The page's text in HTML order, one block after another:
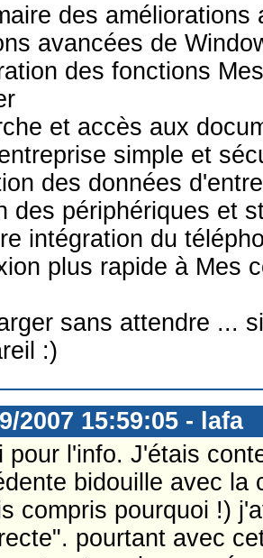
des améliorations
avancées de
des fonctions
et accès aux
simple et
des données
des périphériques et
intégration du
plus rapide à Mes
sans attendre ...
:)
2007 15:59:05 - lafa
pour l'info. J'étais
bidouille avec la
compris pourquoi !)
pourtant avec